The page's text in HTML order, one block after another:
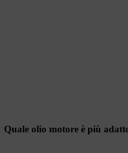
Quale olio motore è più